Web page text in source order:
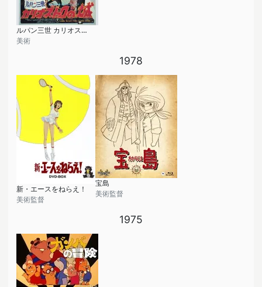
ルパン三世 カリオストロの城
美術
1978
新・エースをねらえ！
美術監督
宝島
美術監督
1975